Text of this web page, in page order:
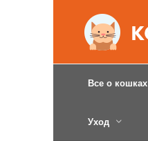
Все о кошках
Уход